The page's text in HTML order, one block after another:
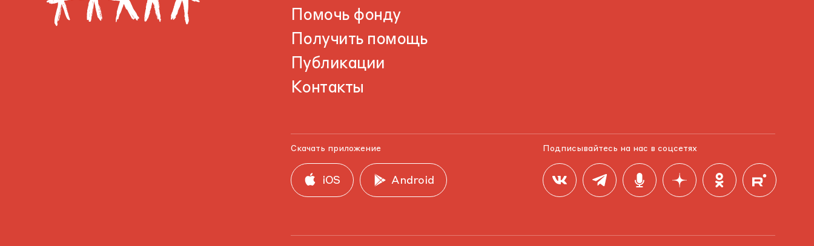
Помочь фонду
Получить помощь
Публикации
Контакты
Скачать приложение
iOS Android
Подписывайтесь на нас в соцсетях